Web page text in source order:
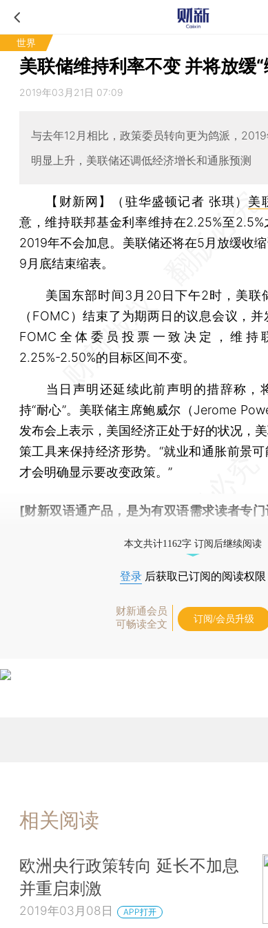
世界
美联储维持利率不变 并将放缓
2019年03月21日 07:09
与去年12月相比，政策委员转向更为鸽派，
明显上升，美联储还调低经济增长和通胀预测
【财新网】（驻华盛顿记者 张琪） 美
意，维持联邦基金利率维持在2.25%至
2019年不会加息。美联储还将在5月放缓收缩
9月底结束缩表。
美国东部时间3月20日下午2时，美联
（FOMC）结束了为期两日的议息会议，并
FOMC全体委员投票一致决定，维持
2.25%-2.50%的目标区间不变。
当日声明还延续此前声明的措辞称，
持“耐心”。美联储主席鲍威尔（Jerome
发布会上表示，美国经济正处于好的状况，
策工具来保持经济形势。“就业和通胀前景可
才会明确显示要改变政策。”
[财新双语通产品，是为有双语需求读者专门
本文共计1162字 订阅后继续阅读
登录 后获取已订阅的阅读权限
财新通会员
可畅读全文
订阅/会员升级
相关阅读
欧洲央行政策转向 延长不加息
并重启刺激
2019年03月08日 APP打开